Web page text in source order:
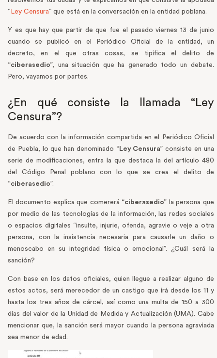
“ Ley Censura” que está en la conversación en la entidad poblana.
Y es que hay que partir de que fue el pasado viernes 13 de junio
cuando se publicó en el Periódico Oficial de la entidad, un
decreto, en el que otras cosas, se tipifica el delito de
“ciberasedio”, una situación que ha generado todo un debate.
Pero, vayamos por partes.
¿En qué consiste la llamada “Ley
Censura”?
De acuerdo con la información compartida en el Periódico Oficial
de Puebla, lo que han denominado “Ley Censura” consiste en una
serie de modificaciones, entra la que destaca la del artículo 480
del Código Penal poblano con lo que se crea el delito de
“ciberasedio”.
El documento explica que comererá “ciberasedio” la persona que
por medio de las tecnologías de la información, las redes sociales
o espacios digitales “insulte, injurie, ofenda, agravie o veje a otra
persona, con la insistencia necesaria para causarle un daño o
menoscabo en su integridad física o emocional”. ¿Cuál será la
sanción?
Con base en los datos oficiales, quien llegue a realizar alguno de
estos actos, será merecedor de un castigo que irá desde los 11 y
hasta los tres años de cárcel, así como una multa de 150 a 300
días del valor de la Unidad de Medida y Actualización (UMA). Cabe
mencionar que, la sanción será mayor cuando la persona agraviada
sea menor de edad.